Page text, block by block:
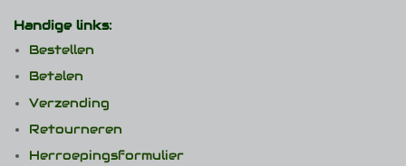
Handige links:
Bestellen
Betalen
Verzending
Retourneren
Herroepingsformulier